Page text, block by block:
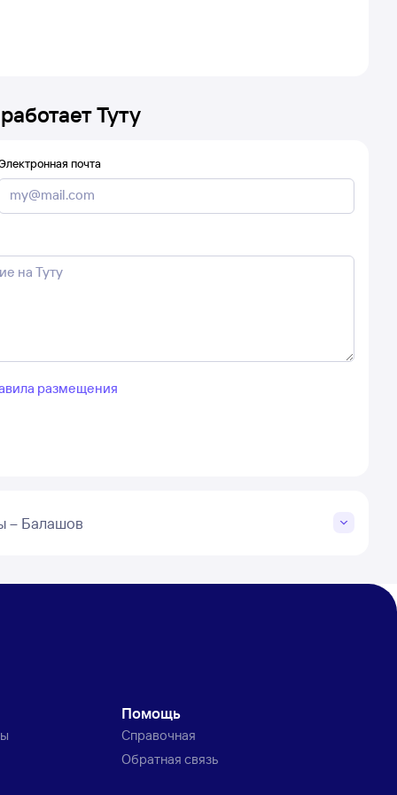
Туту
почта
размещения
– Балашов
Помощь
Справочная
Обратная связь